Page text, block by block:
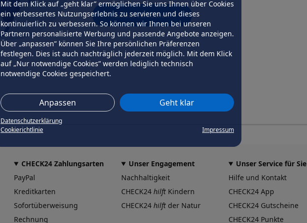
Mit dem Klick auf „geht klar” ermöglichen Sie uns Ihnen über Cookies
ein verbessertes Nutzungserlebnis zu servieren und dieses
kontinuierlich zu verbessern. So können wir Ihnen bei unseren
Partnern personalisierte Werbung und passende Angebote anzeigen.
Über „anpassen” können Sie Ihre persönlichen Präferenzen
festlegen. Dies ist auch nachträglich jederzeit möglich. Mit dem Klick
auf „Nur notwendige Cookies” werden lediglich technisch
notwendige Cookies gespeichert.
Anpassen Geht klar
Datenschutzerklärung
Cookierichtlinie
Impressum
erneut versuchen
CHECK24 Zahlungsarten
PayPal
Kreditkarten
Sofortüberweisung
Rechnung
Unser Engagement
Nachhaltigkeit
CHECK24 hilft Kindern
CHECK24 hilft der Natur
Unser Service für Sie
Hilfe und Kontakt
CHECK24 App
CHECK24 Gutscheine
CHECK24 Punkte